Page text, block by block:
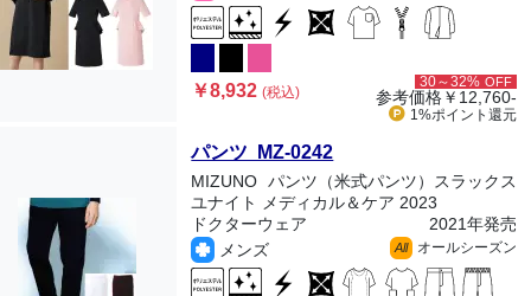
￥8,932(税込)
30～32% OFF
参考価格￥12,760-
1%ポイント 還元
パンツ MZ-0242
MIZUNO パンツ（米式パンツ）スラックス
ユナイト メディカル＆ケア 2023
ドクターウェア
2021年発売
メンズ
All オールシーズン